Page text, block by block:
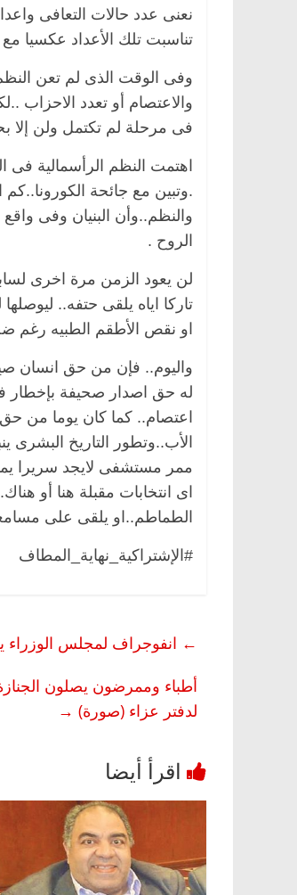
نعنى عدد حالات التعافى
تناسبت تلك الأعداد عكسيا
وفى الوقت الذى لم تعن
والاعتصام أو تعدد الاحزاب
فى مرحلة لم تكتمل ولن إلا
اهتمت النظم الرأسمالية فى
.وتبين مع جائحة
والنظم..وأن البنيان وفى
الروح .
لن يعود الزمن مرة اخرى
تاركا اياه يلقى حتفه..
او نقص الأطقم الطبيه رغم
واليوم.. فإن من حق انسان
له حق اصدار صحيفة بإخطار
اعتصام.. كما كان يوما من
الأب..وتطور التاريخ
ممر مستشفى لايجد سريرا
اى انتخابات مقبلة هنا أو
الطماطم..او يلقى على
#الإشتراكية_نهاية_المطاف
← انفوجراف لمجلس الوزراء
أطباء وممرضون يصلون
لدفتر عزاء (صورة) →
الرئيسية
في ذكرى
قانوني
للحرية (بروفايل)
26 يناير، 2026
ناس وناس
فاروق.. خبير اقتصادي
ميلاده وحيداً على أبواب